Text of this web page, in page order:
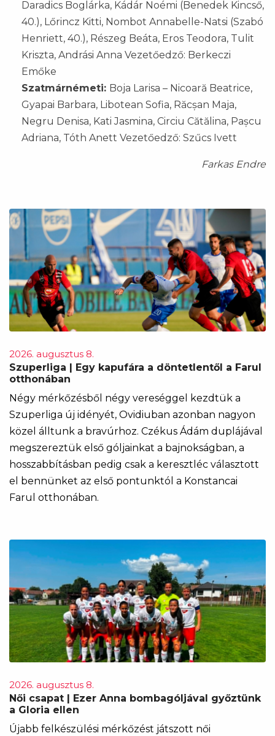
Daradics Boglárka, Kádár Noémi (Benedek Kincső,
40.), Lőrincz Kitti, Nombot Annabelle-Natsi (Szabó
Henriett, 40.), Részeg Beáta, Eros Teodora, Tulit
Kriszta, Andrási Anna Vezetőedző: Berkeczi
Emőke
Szatmárnémeti: Boja Larisa – Nicoară Beatrice,
Gyapai Barbara, Libotean Sofia, Răcșan Maja,
Negru Denisa, Kati Jasmina, Circiu Cătălina, Pașcu
Adriana, Tóth Anett Vezetőedző: Szűcs Ivett
Farkas Endre
2026. augusztus 8.
Szuperliga | Egy kapufára a döntetlentől a Farul
otthonában
Négy mérkőzésből négy vereséggel kezdtük a
Szuperliga új idényét, Ovidiuban azonban nagyon
közel álltunk a bravúrhoz. Czékus Ádám duplájával
megszereztük első góljainkat a bajnokságban, a
hosszabbításban pedig csak a keresztléc választott
el bennünket az első pontunktól a Konstancai
Farul otthonában.
2026. augusztus 8.
Női csapat | Ezer Anna bombagóljával győztünk
a Gloria ellen
Újabb felkészülési mérkőzést játszott női